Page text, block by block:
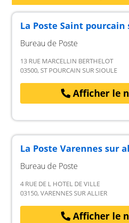
La Poste Saint pourcain
Bureau de Poste
13 RUE MARCELLIN BERTHELOT
03500, ST POURCAIN SUR SIOULE
Afficher le
La Poste Varennes sur
Bureau de Poste
4 RUE DE L HOTEL DE VILLE
03150, VARENNES SUR ALLIER
Afficher le